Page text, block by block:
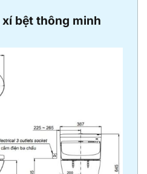
xí bệt thông minh